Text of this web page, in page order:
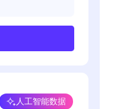
人工智能数据